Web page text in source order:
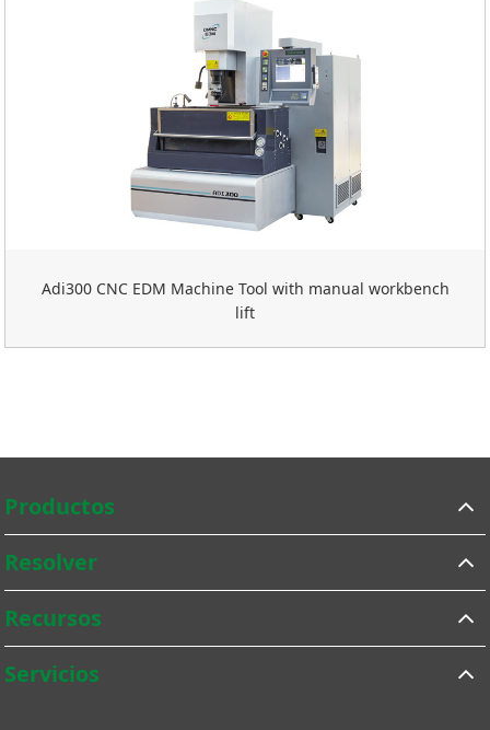
Adi300 CNC EDM Machine Tool with manual workbench
lift
Productos
Resolver
Recursos
Servicios